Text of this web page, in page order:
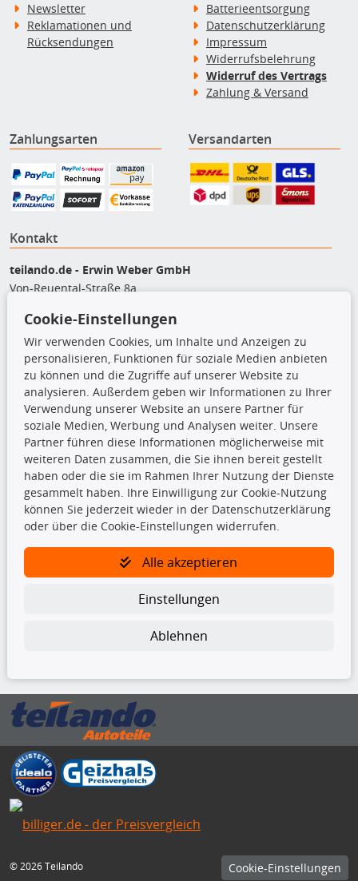
Newsletter
Reklamationen und
Rücksendungen
Batterieentsorgung
Datenschutzerklärung
Impressum
Widerrufsbelehrung
Widerruf des Vertrags
Zahlung & Versand
Zahlungsarten Versandarten
Kontakt
teilando.de - Erwin Weber GmbH
Von-Reuental-Straße 8a
+49 (0) 8165 / 5093200
shop@teilando.de
Top Produkte
Beleuchtung
Bremsbeläge
Bremsscheiben
Kupplungssatz
Querlenker
Radlager
Stoßdämpfer
TecDoc Inside
vorherige Zustimmung von TecDoc zu vervielfältigen, zu verbreiten
und/oder diese Handlungen durch Dritte ausführen zu lassen. Ein
Zuwiderhandeln stellt eine Urheberrechtsverletzung dar und wird verfolgt.
Bitte prüfen Sie, ob das über unseren Onlineshop identifizierte Ersatzteil
auch tatsächlich dem gesuchten Ersatzteil entspricht.
Gegebenenfalls sind ergänzende Informationen notwendig, um
sicherzustellen, dass das gewählte Ersatzteil auch in das gewünschte
Kraftfahrzeug passt.
Für Fragen stehen wir Ihnen gerne zur Verfügung.
© 2026 Teilando
Cookie-Einstellungen
Cookie-Einstellungen
Wir verwenden Cookies, um Inhalte und Anzeigen zu
personalisieren, Funktionen für soziale Medien anbieten
zu können und die Zugriffe auf unserer Website zu
analysieren. Außerdem geben wir Informationen zu Ihrer
Verwendung unserer Website an unsere Partner für
soziale Medien, Werbung und Analysen weiter. Unsere
Partner führen diese Informationen möglicherweise mit
weiteren Daten zusammen, die Sie ihnen bereit gestellt
haben oder die sie im Rahmen Ihrer Nutzung der Dienste
gesammelt haben. Ihre Einwilligung zur Cookie-Nutzung
können Sie jederzeit wieder in der Datenschutzerklärung
oder über die Cookie-Einstellungen widerrufen.
Alle akzeptieren
Einstellungen
Ablehnen